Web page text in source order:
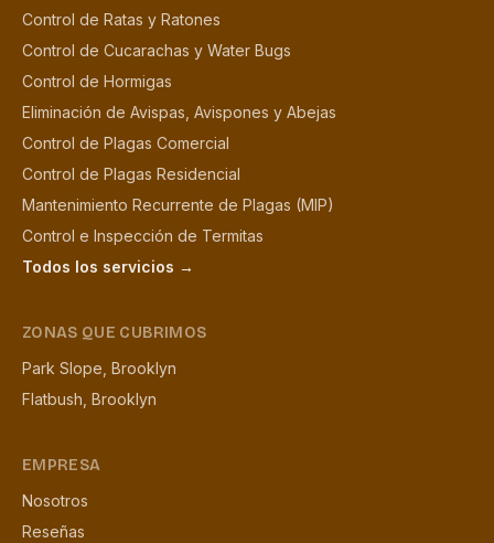
Control de Ratas y Ratones
Control de Cucarachas y Water Bugs
Control de Hormigas
Eliminación de Avispas, Avispones y Abejas
Control de Plagas Comercial
Control de Plagas Residencial
Mantenimiento Recurrente de Plagas (MIP)
Control e Inspección de Termitas
Todos los servicios →
ZONAS QUE CUBRIMOS
Park Slope, Brooklyn
Flatbush, Brooklyn
EMPRESA
Nosotros
Reseñas